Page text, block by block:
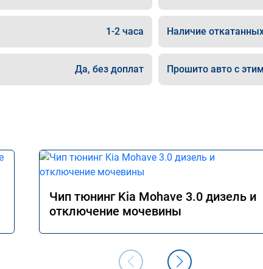
1-2 часа Наличие
Да, без доплат Прошито авто с
Чип тюнинг Kia Mohave 3.0 дизель и
отключение мочевины